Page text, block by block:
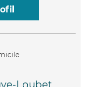
Loubet